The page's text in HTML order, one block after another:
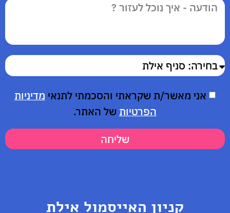
אני מאשר/ת שקראתי והסכמתי לתנאי מדיניות
הפרטיות של האתר.
שליחה
קניון האייסמול אילת